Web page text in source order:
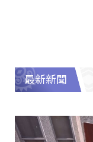
最新新聞